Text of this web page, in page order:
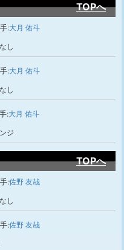
TOPへ
:大月 佑斗
し
:大月 佑斗
し
:大月 佑斗
ジ
TOPへ
:佐野 友哉
し
:佐野 友哉